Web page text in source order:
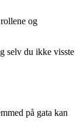
og
selv du ikke visste
på gata kan